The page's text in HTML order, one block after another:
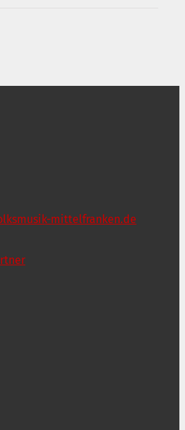
mittelfranken.de